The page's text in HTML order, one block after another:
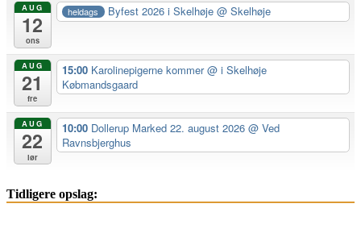
AUG
12
ons
heldags Byfest 2026 i Skelhøje@ Skelhøje
AUG
21
fre
15:00 Karolinepigerne kommer@ i Skelhøje
Købmandsgaard
AUG
22
lør
10:00 Dollerup Marked 22. august 2026 @ Ved
Ravnsbjerghus
Tidligere opslag: